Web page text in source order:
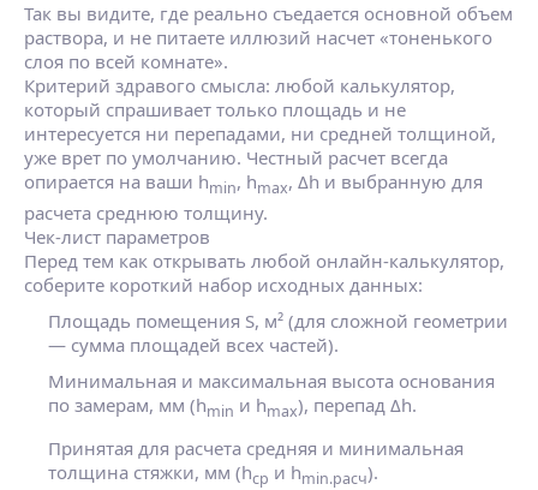
Так вы видите, где реально съедается основной объем
раствора, и не питаете иллюзий насчет «тоненького
слоя по всей комнате».
Критерий здравого смысла: любой калькулятор,
который спрашивает только площадь и не
интересуется ни перепадами, ни средней толщиной,
уже врет по умолчанию. Честный расчет всегда
опирается на ваши hmin, hmax, Δh и выбранную для
расчета среднюю толщину.
Чек‑лист параметров
Перед тем как открывать любой онлайн‑калькулятор,
соберите короткий набор исходных данных:
Площадь помещения S, м² (для сложной геометрии
— сумма площадей всех частей).
Минимальная и максимальная высота основания
по замерам, мм (hmin и hmax), перепад Δh.
Принятая для расчета средняя и минимальная
толщина стяжки, мм (hср и hmin.расч).